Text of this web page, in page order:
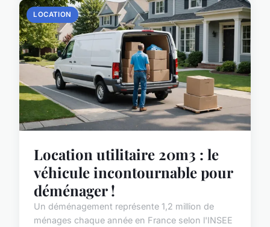
LOCATION
Location utilitaire 20m3 : le
véhicule incontournable pour
déménager !
Un déménagement représente 1,2 million de
ménages chaque année en France selon l'INSEE